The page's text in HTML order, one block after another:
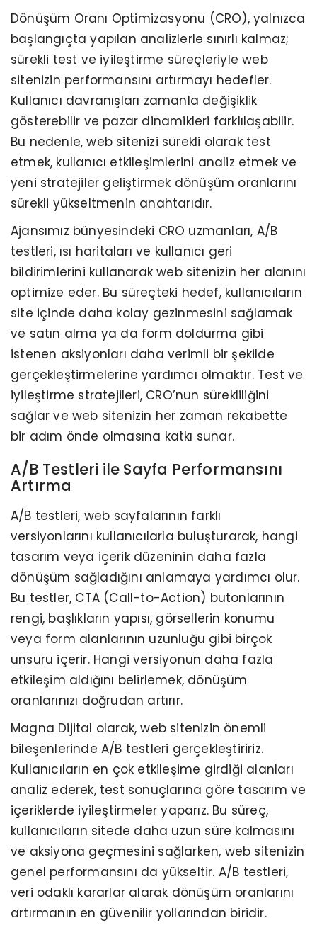
Dönüşüm Oranı Optimizasyonu (CRO), yalnızca
başlangıçta yapılan analizlerle sınırlı kalmaz;
sürekli test ve iyileştirme süreçleriyle web
sitenizin performansını artırmayı hedefler.
Kullanıcı davranışları zamanla değişiklik
gösterebilir ve pazar dinamikleri farklılaşabilir.
Bu nedenle, web sitenizi sürekli olarak test
etmek, kullanıcı etkileşimlerini analiz etmek ve
yeni stratejiler geliştirmek dönüşüm oranlarını
sürekli yükseltmenin anahtarıdır.
Ajansımız bünyesindeki CRO uzmanları, A/B
testleri, ısı haritaları ve kullanıcı geri
bildirimlerini kullanarak web sitenizin her alanını
optimize eder. Bu süreçteki hedef, kullanıcıların
site içinde daha kolay gezinmesini sağlamak
ve satın alma ya da form doldurma gibi
istenen aksiyonları daha verimli bir şekilde
gerçekleştirmelerine yardımcı olmaktır. Test ve
iyileştirme stratejileri, CRO’nun sürekliliğini
sağlar ve web sitenizin her zaman rekabette
bir adım önde olmasına katkı sunar.
A/B Testleri ile Sayfa Performansını
Artırma
A/B testleri, web sayfalarının farklı
versiyonlarını kullanıcılarla buluşturarak, hangi
tasarım veya içerik düzeninin daha fazla
dönüşüm sağladığını anlamaya yardımcı olur.
Bu testler, CTA (Call-to-Action) butonlarının
rengi, başlıkların yapısı, görsellerin konumu
veya form alanlarının uzunluğu gibi birçok
unsuru içerir. Hangi versiyonun daha fazla
etkileşim aldığını belirlemek, dönüşüm
oranlarınızı doğrudan artırır.
Magna Dijital olarak, web sitenizin önemli
bileşenlerinde A/B testleri gerçekleştiririz.
Kullanıcıların en çok etkileşime girdiği alanları
analiz ederek, test sonuçlarına göre tasarım ve
içeriklerde iyileştirmeler yaparız. Bu süreç,
kullanıcıların sitede daha uzun süre kalmasını
ve aksiyona geçmesini sağlarken, web sitenizin
genel performansını da yükseltir. A/B testleri,
veri odaklı kararlar alarak dönüşüm oranlarını
artırmanın en güvenilir yollarından biridir.